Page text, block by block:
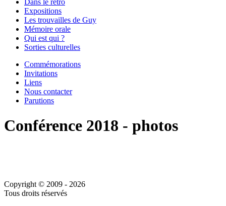
Dans le rétro
Expositions
Les trouvailles de Guy
Mémoire orale
Qui est qui ?
Sorties culturelles
Commémorations
Invitations
Liens
Nous contacter
Parutions
Conférence 2018 - photos
Copyright © 2009 - 2026
Tous droits réservés